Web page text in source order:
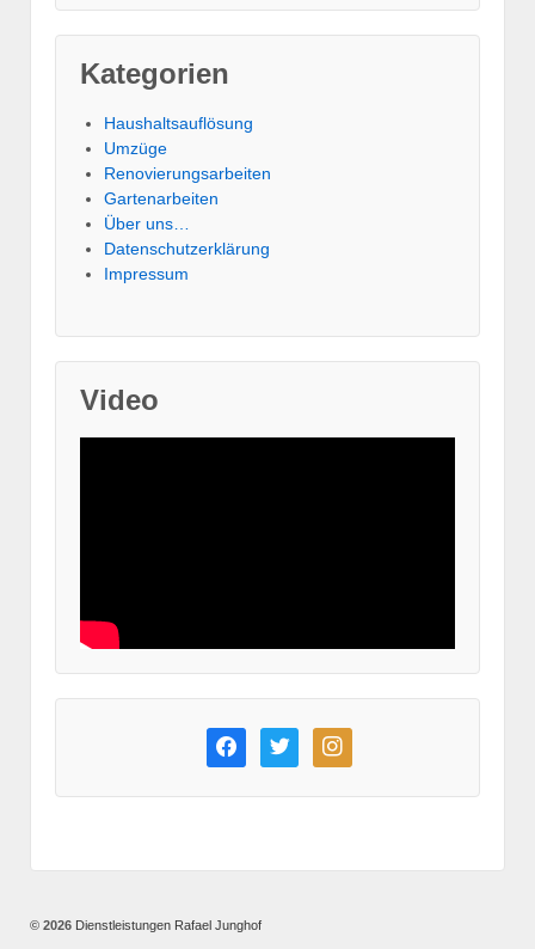
Kategorien
Haushaltsauflösung
Umzüge
Renovierungsarbeiten
Gartenarbeiten
Über uns…
Datenschutzerklärung
Impressum
Video
facebooktwitter instagram
© 2026 Dienstleistungen Rafael Junghof